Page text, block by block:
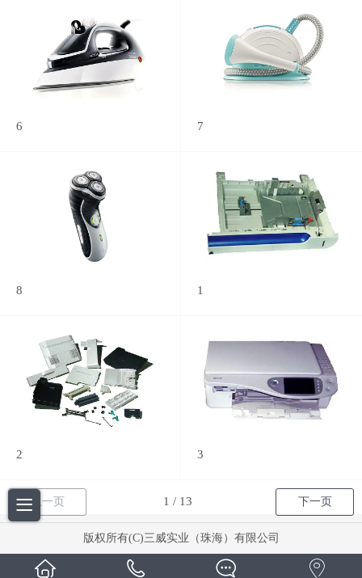
6 7
8 1
2 3
上一页 下一页
版权所有(C)三威实业（珠海）有限公司